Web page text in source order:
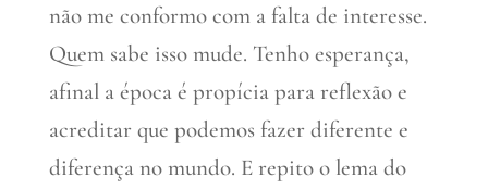
não me conformo com a falta de interesse.
Quem sabe isso mude. Tenho esperança,
afinal a época é propícia para reflexão e
acreditar que podemos fazer diferente e
diferença no mundo. E repito o lema do